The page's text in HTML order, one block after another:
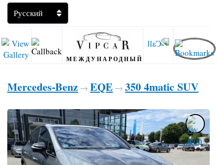
МЕЖДУНАРОДНЫЙ
Mercedes-Benz → EQE → 350 4matic SUV